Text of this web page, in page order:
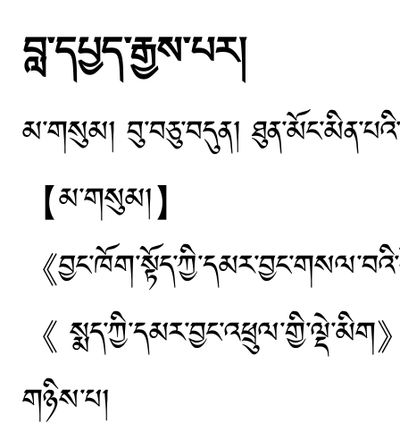
བླ་དཔྱད་རྒྱས་པར།
མ་གསུམ། བུ་བཅུ་བདུན།
【མ་གསུམ།】
《
《
གཉིས་པ།